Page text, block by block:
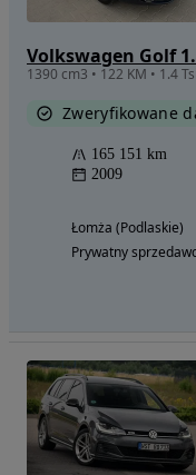
Volkswagen Golf
1390 cm3 • 122 KM • 1.4
Zweryfikowane
165 151 km
2009
Łomża (Podlaskie)
Prywatny